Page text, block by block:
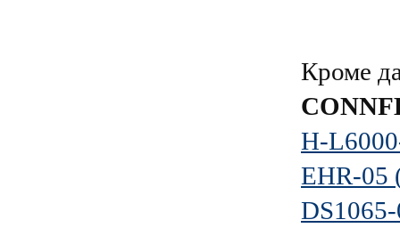
Кроме
H-
EHR-05